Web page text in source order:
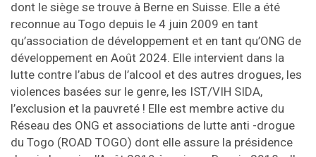
dont le siège se trouve à Berne en Suisse. Elle a été
reconnue au Togo depuis le 4 juin 2009 en tant
qu’association de développement et en tant qu’ONG de
développement en Août 2024. Elle intervient dans la
lutte contre l’abus de l’alcool et des autres drogues, les
violences basées sur le genre, les IST/VIH SIDA,
l’exclusion et la pauvreté ! Elle est membre active du
Réseau des ONG et associations de lutte anti -drogue
du Togo (ROAD TOGO) dont elle assure la présidence